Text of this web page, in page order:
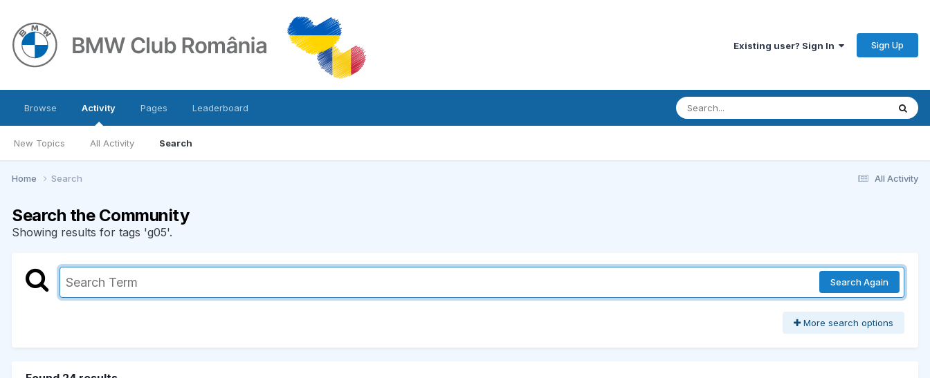
Existing user? Sign In Sign Up
Browse Activity
New Topics All Activity Search
Pages Leaderboard
All Activity
Home Search
Search the Community
Showing results for tags 'g05'.
Search Again
More search options